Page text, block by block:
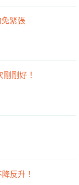
緊張
剛好！
反升！